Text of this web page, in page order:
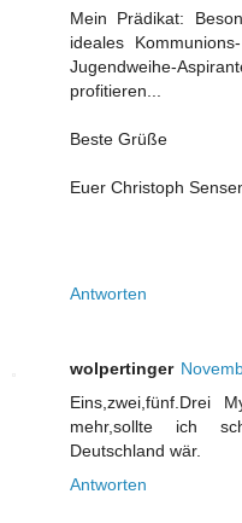
Mein Prädikat:
ideales
Jugendweihe-
profitieren...
Beste Grüße
Euer Christoph
Antworten
wolpertinger
Eins,zwei,fünf.Drei
mehr,sollte ich
Deutschland wär.
Antworten